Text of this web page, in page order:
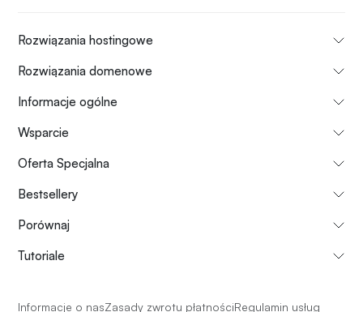
Rozwiązania hostingowe
Rozwiązania domenowe
Informacje ogólne
Wsparcie
Oferta Specjalna
Bestsellery
Porównaj
Tutoriale
Informacje o nasZasady zwrotu płatnościRegulamin usług